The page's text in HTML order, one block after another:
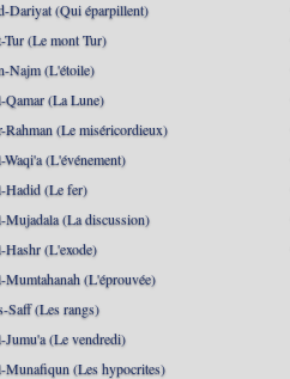
Dariyat (Qui éparpillent)
Tur (Le mont Tur)
Najm (L'étoile)
Qamar (La Lune)
Rahman (Le miséricordieux)
(L'événement)
Hadid (Le fer)
Mujadala (La discussion)
Hashr (L'exode)
(L'éprouvée)
Saff (Les rangs)
(Le vendredi)
Munafiqun (Les hypocrites)